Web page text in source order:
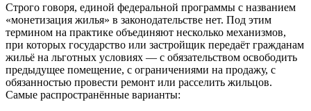
Строго говоря, единой федеральной программы с названием
«монетизация жилья» в законодательстве нет. Под этим
термином на практике объединяют несколько механизмов,
при которых государство или застройщик передаёт гражданам
жильё на льготных условиях — с обязательством освободить
предыдущее помещение, с ограничениями на продажу, с
обязанностью провести ремонт или расселить жильцов.
Самые распространённые варианты: